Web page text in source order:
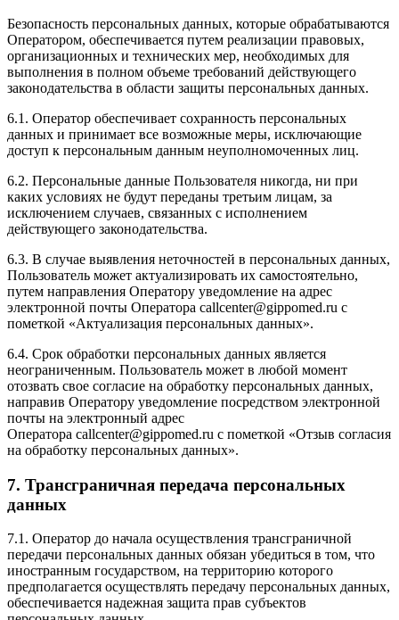
Безопасность персональных данных, которые обрабатываются
Оператором, обеспечивается путем реализации правовых,
организационных и технических мер, необходимых для
выполнения в полном объеме требований действующего
законодательства в области защиты персональных данных.
6.1. Оператор обеспечивает сохранность персональных
данных и принимает все возможные меры, исключающие
доступ к персональным данным неуполномоченных лиц.
6.2. Персональные данные Пользователя никогда, ни при
каких условиях не будут переданы третьим лицам, за
исключением случаев, связанных с исполнением
действующего законодательства.
6.3. В случае выявления неточностей в персональных данных,
Пользователь может актуализировать их самостоятельно,
путем направления Оператору уведомление на адрес
электронной почты Оператора callcenter@gippomed.ru с
пометкой «Актуализация персональных данных».
6.4. Срок обработки персональных данных является
неограниченным. Пользователь может в любой момент
отозвать свое согласие на обработку персональных данных,
направив Оператору уведомление посредством электронной
почты на электронный адрес
Оператора callcenter@gippomed.ru с пометкой «Отзыв согласия
на обработку персональных данных».
7. Трансграничная передача персональных
данных
7.1. Оператор до начала осуществления трансграничной
передачи персональных данных обязан убедиться в том, что
иностранным государством, на территорию которого
предполагается осуществлять передачу персональных данных,
обеспечивается надежная защита прав субъектов